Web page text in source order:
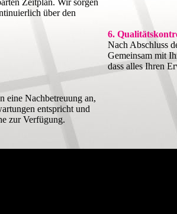
Zeitplan. Wir sorgen
über den
6.
Nach Abschluss
Gemeinsam mit
dass alles Ihren
eine Nachbetreuung an,
entspricht und
zur Verfügung.